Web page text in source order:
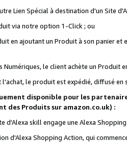
Lien Spécial à destination d'un Site
via notre option 1-Click ; ou
en ajoutant un Produit à son panier et
le client achète un Produit
le produit est expédié, diffusé
disponible pour les
des Produits sur amazon.co.uk) :
skill engage une Alexa
d'Alexa Shopping Action, qui